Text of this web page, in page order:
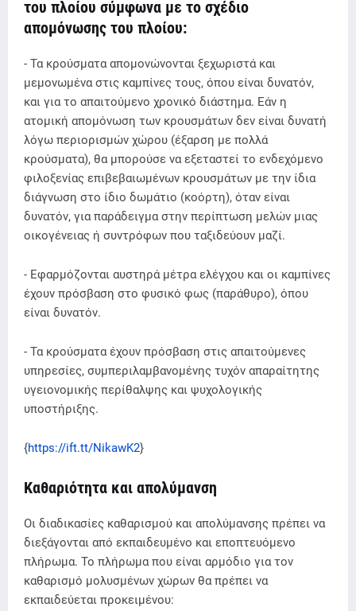
του πλοίου σύμφωνα με το σχέδιο
απομόνωσης του πλοίου:
- Τα κρούσματα απομονώνονται ξεχωριστά και
μεμονωμένα στις καμπίνες τους, όπου είναι δυνατόν,
και για το απαιτούμενο χρονικό διάστημα. Εάν η
ατομική απομόνωση των κρουσμάτων δεν είναι δυνατή
λόγω περιορισμών χώρου (έξαρση με πολλά
κρούσματα), θα μπορούσε να εξεταστεί το ενδεχόμενο
φιλοξενίας επιβεβαιωμένων κρουσμάτων με την ίδια
διάγνωση στο ίδιο δωμάτιο (κοόρτη), όταν είναι
δυνατόν, για παράδειγμα στην περίπτωση μελών μιας
οικογένειας ή συντρόφων που ταξιδεύουν μαζί.
- Εφαρμόζονται αυστηρά μέτρα ελέγχου και οι καμπίνες
έχουν πρόσβαση στο φυσικό φως (παράθυρο), όπου
είναι δυνατόν.
- Τα κρούσματα έχουν πρόσβαση στις απαιτούμενες
υπηρεσίες, συμπεριλαμβανομένης τυχόν απαραίτητης
υγειονομικής περίθαλψης και ψυχολογικής
υποστήριξης.
{https://ift.tt/NikawK2}
Καθαριότητα και απολύμανση
Οι διαδικασίες καθαρισμού και απολύμανσης πρέπει να
διεξάγονται από εκπαιδευμένο και εποπτευόμενο
πλήρωμα. Το πλήρωμα που είναι αρμόδιο για τον
καθαρισμό μολυσμένων χώρων θα πρέπει να
εκπαιδεύεται προκειμένου: